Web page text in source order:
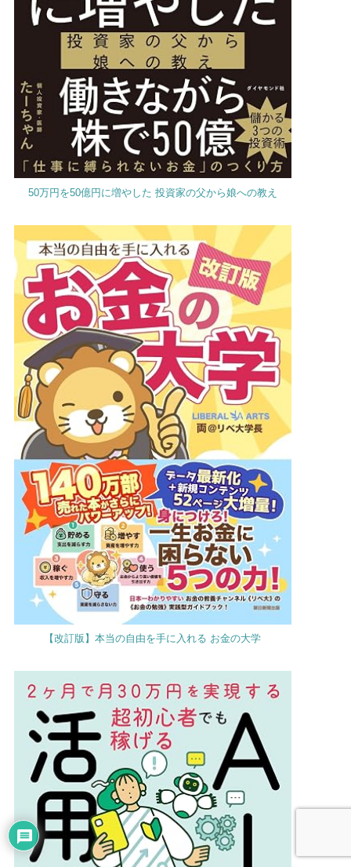
50万円を50億円に増やした 投資家の父から娘への教え
【改訂版】本当の自由を手に入れる お金の大学